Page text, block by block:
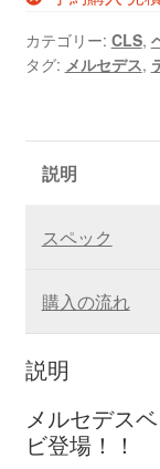
カテゴリー: CLS,
タグ: メルセデス,
説明
スペック
購入の流れ
説明
メルセデス
ビ登場！！